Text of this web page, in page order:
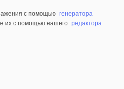
с помощью генератора
их с помощью нашего редактора